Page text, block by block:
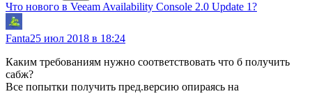
Что нового в Veeam Availability Console 2.0 Update 1?
Fanta25 июл 2018 в 18:24
Каким требованиям нужно соответствовать что б получить
сабж?
Все попытки получить пред.версию опираясь на